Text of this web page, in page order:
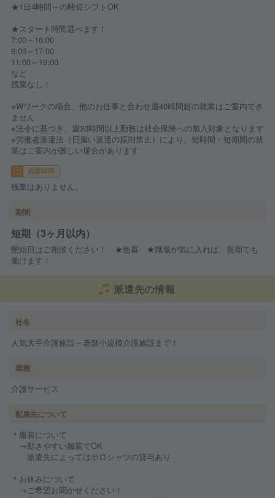
★1日4時間～の時短シフトOK
★スタート時間選べます！
7:00～16:00
9:00～17:00
11:00～19:00
など
残業なし！
※Wワークの場合、他のお仕事と合わせ週40時間超の就業はご案内でき
ません
※法令に基づき、週20時間以上勤務は社会保険への加入対象となります
※労働者派遣法（日雇い派遣の原則禁止）により、短時間・短期間の就
業はご案内が難しい場合があります
残業時間
残業はありません。
期間
短期（3ヶ月以内）
開始日はご相談ください！ ★急募 ★職場が気に入れば、長期でも
働けます！
派遣先の情報
社名
人気大手介護施設～老舗小規模介護施設まで！
業種
介護サービス
配属先について
＊服装について
→動きやすい服装でOK
派遣先によってはポロシャツの貸与あり
＊お休みについて
→ご希望お聞かせください！